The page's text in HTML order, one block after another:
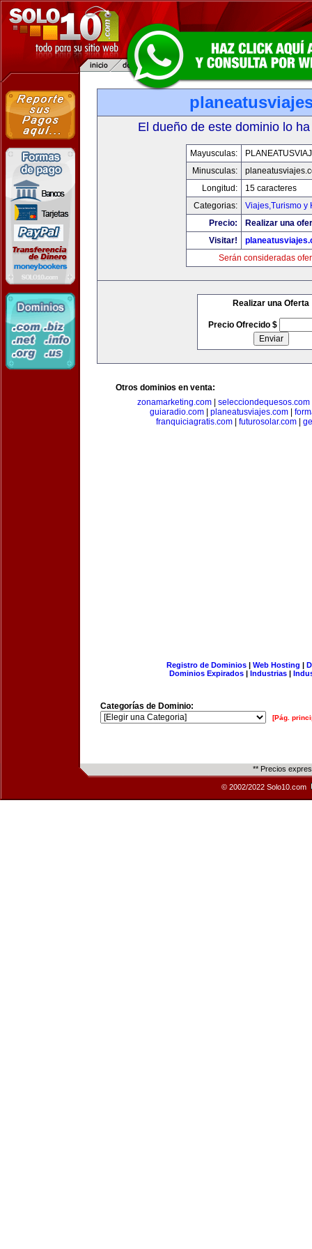
El dueño de este dominio lo
Mayusculas:
Minusculas:
Longitud:
15 caracteres
Categorias:
Viajes,Turismo y
Precio:
Realizar una
Visitar!
Serán consideradas
Realizar una Oferta
Precio Ofrecido $
Otros dominios en venta:
zonamarketing.com| selecciondequesos.com
guiaradio.com
planeatusviajes.com
franquiciagratis.com
futurosolar.com
Registro de Dominios| Web Hosting |
Dominios Expirados | Industrias |
Categorías de Dominio:
[Pág.
** Precios
© 2002/2022 Solo10.com